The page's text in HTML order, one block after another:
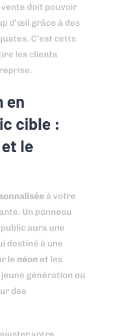
doit pouvoir
d’œil grâce à des
C’est cette
les clients
en
cible :
le
à votre
Un panneau
aura une
destiné à une
le néon et les
génération ou
des